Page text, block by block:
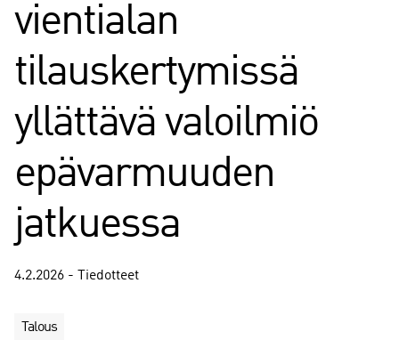
vientialan
tilauskertymissä
yllättävä valoilmiö
epävarmuuden
jatkuessa
4.2.2026 - Tiedotteet
Talous